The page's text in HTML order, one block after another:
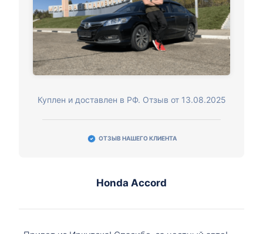
Куплен и доставлен в РФ. Отзыв от 13.08.2025
ОТЗЫВ НАШЕГО КЛИЕНТА
Honda Accord